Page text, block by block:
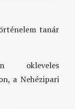
tanár
okleveles
a Nehézipari